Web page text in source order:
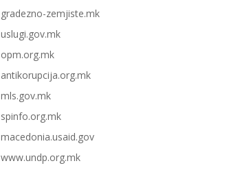
gradezno-zemjiste.mk
uslugi.gov.mk
opm.org.mk
antikorupcija.org.mk
mls.gov.mk
spinfo.org.mk
macedonia.usaid.gov
www.undp.org.mk